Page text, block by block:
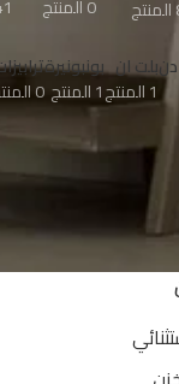
0 المنتج
41
بلت ان
1 المنتج
بونبونيرة
1 المنتج
0 المنتج